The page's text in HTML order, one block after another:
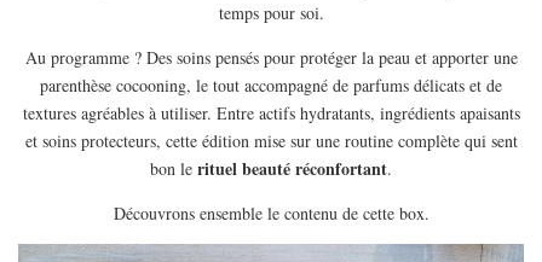
ESPAGNE
FRANCE
temps pour soi.
Au programme ? Des soins pensés pour protéger la peau et apporter une
parenthèse cocooning, le tout accompagné de parfums délicats et de
textures agréables à utiliser. Entre actifs hydratants, ingrédients apaisants
et soins protecteurs, cette édition mise sur une routine complète qui sent
bon le rituel beauté réconfortant.
Découvrons ensemble le contenu de cette box.